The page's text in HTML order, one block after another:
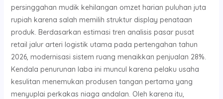
persinggahan mudik kehilangan omzet harian puluhan juta
rupiah karena salah memilih struktur display penataan
produk. Berdasarkan estimasi tren analisis pasar pusat
retail jalur arteri logistik utama pada pertengahan tahun
2026, modernisasi sistem ruang menaikkan penjualan 28%.
Kendala penurunan laba ini muncul karena pelaku usaha
kesulitan menemukan produsen tangan pertama yang
menyuplai perkakas niaga andalan. Oleh karena itu,